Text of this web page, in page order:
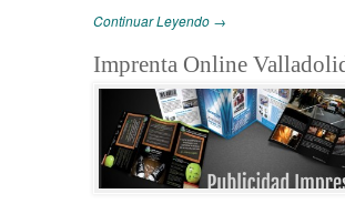
Continuar Leyendo →
Imprenta Online